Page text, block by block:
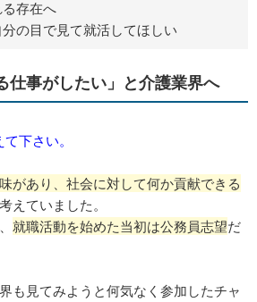
存在へ
の目で見て就活してほしい
仕事がしたい」と介護業界へ
下さい。
があり、社会に対して何か貢献できる
えていました。
就職活動を始めた当初は公務員志望だ
も見てみようと何気なく参加したチャ